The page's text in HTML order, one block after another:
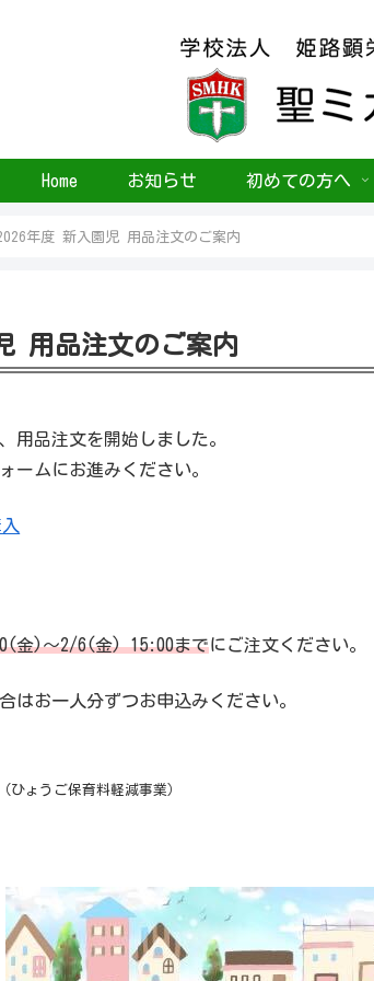
Home お知らせ 初めての方へ
年度 新入園児 用品注文のご案内
用品注文のご案内
用品注文を開始しました。
ームにお進みください。
金)〜2/6(金) 15:00までにご注文ください。
はお一人分ずつお申込みください。
ひょうご保育料軽減事業）